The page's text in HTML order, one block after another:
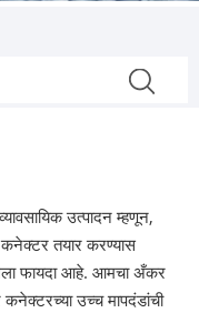
उत्पादन म्हणून,
कनेक्टर तयार करण्यास
फायदा आहे. आमचा अँकर
उच्च मापदंडांची